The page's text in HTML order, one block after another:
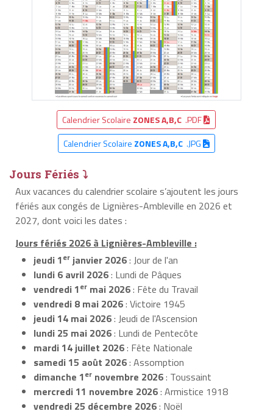
Calendrier Scolaire ZONES A,B,C .PDF
Calendrier Scolaire ZONES A,B,C.JPG
Jours Fériés ⤵
Aux vacances du calendrier scolaire s’ajoutent les jours
fériés aux congés de Lignières-Ambleville en 2026 et
2027, dont voici les dates :
Jours fériés 2026 à Lignières-Ambleville :
jeudi 1er janvier 2026: Jour de l'an
lundi 6 avril 2026: Lundi de Pâques
vendredi 1er mai 2026: Fête du Travail
vendredi 8 mai 2026: Victoire 1945
jeudi 14 mai 2026: Jeudi de l'Ascension
lundi 25 mai 2026: Lundi de Pentecôte
mardi 14 juillet 2026: Fête Nationale
samedi 15 août 2026: Assomption
dimanche 1er novembre 2026: Toussaint
mercredi 11 novembre 2026: Armistice 1918
vendredi 25 décembre 2026: Noël